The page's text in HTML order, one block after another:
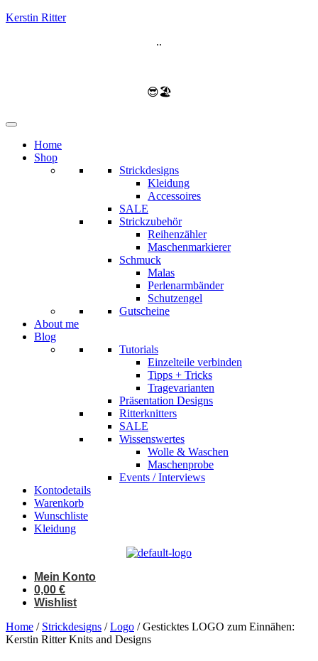
Kerstin Ritter
..
😎🏖️
Home
Shop
Strickdesigns
Kleidung
Accessoires
SALE
Strickzubehör
Reihenzähler
Maschenmarkierer
Schmuck
Malas
Perlenarmbänder
Schutzengel
Gutscheine
About me
Blog
Tutorials
Einzelteile verbinden
Tipps + Tricks
Tragevarianten
Präsentation Designs
Ritterknitters
SALE
Wissenswertes
Wolle & Waschen
Maschenprobe
Events / Interviews
Kontodetails
Warenkorb
Wunschliste
Kleidung
Mein Konto
0,00 €
Wishlist
Home / Strickdesigns /Logo / Gesticktes LOGO zum Einnähen:
Kerstin Ritter Knits and Designs